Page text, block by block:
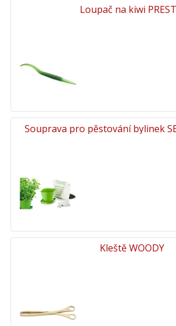
Loupač na kiwi
Souprava pro pěstování bylinek
Kleště WOODY